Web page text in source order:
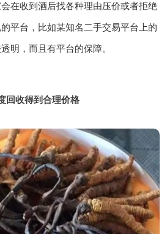
在收到酒后找各种理由压价或者拒绝
平台，比如某知名二手交易平台上的
明，而且有平台的保障。
回收得到合理价格